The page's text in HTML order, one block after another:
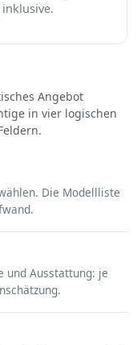
Angebot
in vier logischen
Die Modellliste
und Ausstattung: je